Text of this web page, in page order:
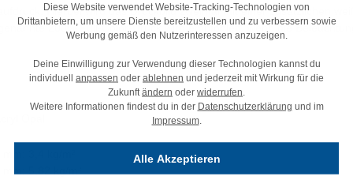
Hierbei wird das Druckbild zweimal mit einer zusätzlichen
200% Full-Color-Druck wird empfohlen, wenn die
Opal
mm: 3,4 kg/m²
mm: 5,82 kg/m²
Diese Website verwendet Website-Tracking-Technologien von
Drittanbietern, um unsere Dienste bereitzustellen und zu verbessern sowie
Werbung gemäß den Nutzerinteressen anzuzeigen.
Deine Einwilligung zur Verwendung dieser Technologien kannst du
individuell anpassen oder ablehnen und jederzeit mit Wirkung für die
Zukunft ändern oder widerrufen
Weitere Informationen findest du in der Datenschutzerklärung und im
Impressum.
Alle Akzeptieren